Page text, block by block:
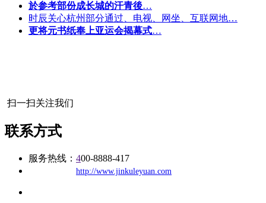
於参考部份成长城的汗青後…
时辰关心杭州部分通过、电视、网坐、互联网地…
更将元书纸奉上亚运会揭幕式…
扫一扫关注我们
联系方式
服务热线： 400-8888-417
http://www.jinkuleyuan.com